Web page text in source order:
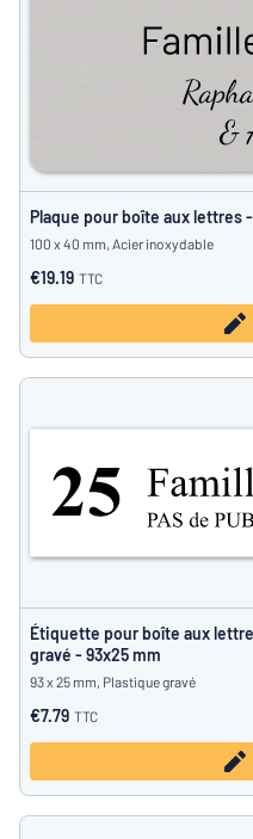
Plaque pour boîte aux lettres
100 x 40 mm, Acier inoxydable
€19.19 TTC
Étiquette pour boîte aux
gravé - 93x25 mm
93 x 25 mm, Plastique gravé
€7.79 TTC